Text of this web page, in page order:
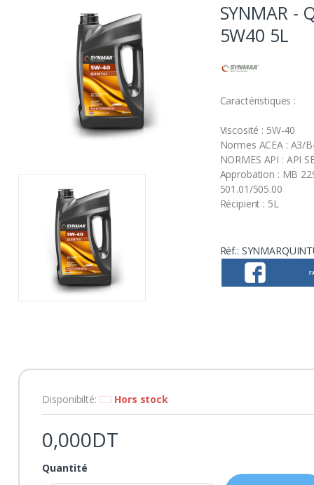
SYNMAR -
5W40 5L
Caractéristiques :
Viscosité : 5W-40
Normes ACEA : A3/
NORMES API : API
Approbation : MB
501.01/505.00
Récipient : 5L
Réf.:
Disponibilté: Hors stock
0,000DT
Quantité